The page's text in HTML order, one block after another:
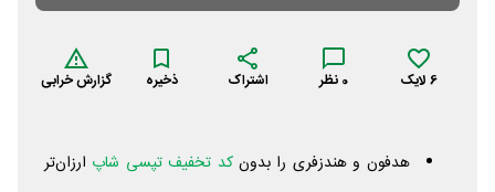
6 لایک 0 نظر اشتراک ذخیره گزارش خرابی
هدفون و هندزفری را بدونکد تخفیف تپسی شاپ ارزان‌تر